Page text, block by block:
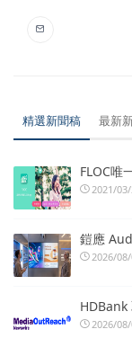
精選新聞稿 最新
FLOC唯
2021/
鎧應
2026/
HDBank
2026/